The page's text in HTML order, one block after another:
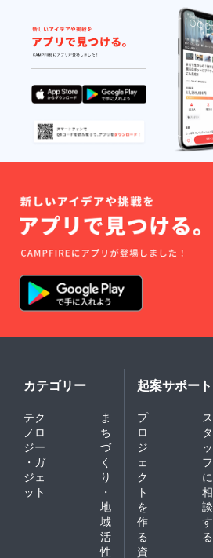
カテゴリー
テク
ノロ
ジー
・ガ
ジェ
ット
ま
ち
づ
く
り
・
地
域
活
性
起案サポート
プ
ロ
ジ
ェ
ク
ト
を
作
る
ス
タ
ッ
フ
に
相
談
す
る
資